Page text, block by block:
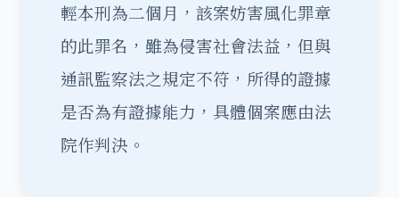
輕本刑為二個月，該案妨害風化罪章
的此罪名，雖為侵害社會法益，但與
通訊監察法之規定不符，所得的證據
是否為有證據能力，具體個案應由法
院作判決。